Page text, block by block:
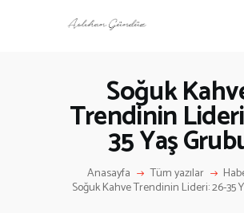
Soğuk
Trendinin
35 Yaş
Anasayfa Tüm yazılar
Soğuk Kahve Trendinin Lideri: 26-35
ANASAYFA
RÖPORTAJ
ANNE-ÇOCUK
KÜLTÜR SANAT